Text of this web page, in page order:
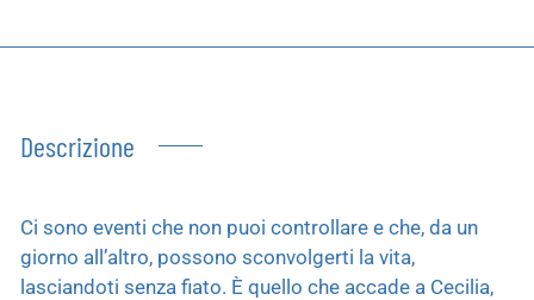
Descrizione
Ci sono eventi che non puoi controllare e che, da un
giorno all’altro, possono sconvolgerti la vita,
lasciandoti senza fiato. È quello che accade a Cecilia,